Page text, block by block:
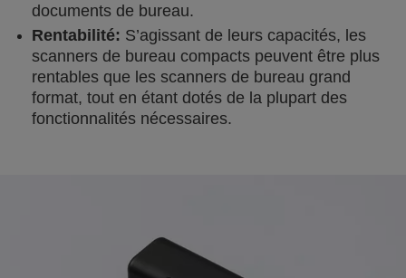
documents de bureau.
Rentabilité: S’agissant de leurs capacités, les
scanners de bureau compacts peuvent être plus
rentables que les scanners de bureau grand
format, tout en étant dotés de la plupart des
fonctionnalités nécessaires.